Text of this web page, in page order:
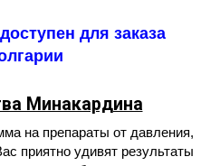
для заказа
Минакардина
на препараты от давления,
приятно удивят результаты